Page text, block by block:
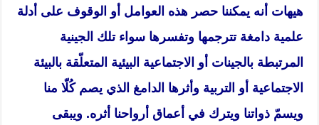
هيهات أنه يمكننا حصر هذه العوامل أو الوقوف على أدلة
علمية دامغة تترجمها وتفسرها سواء تلك الجينية
المرتبطة بالجينات أو الاجتماعية البيئية المتعلّقة بالبيئة
الاجتماعية أو التربية وأثرها الدامغ الذي يصم كُلّا منا
ويسمّ ذواتنا ويترك في أعماق أرواحنا أثره. ويبقى